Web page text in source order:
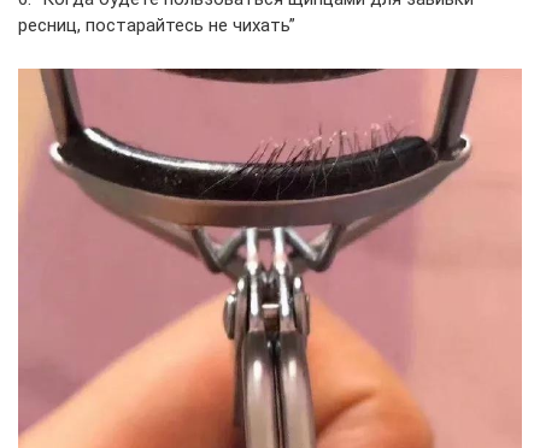
ресниц, постарайтесь не чихать”